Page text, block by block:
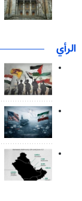
الرأي